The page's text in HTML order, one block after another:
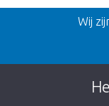
Terug
Dit artikel is
knop
Wij